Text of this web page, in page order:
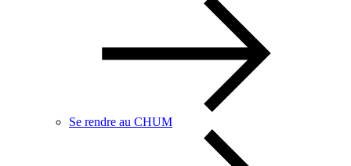
Se rendre au CHUM